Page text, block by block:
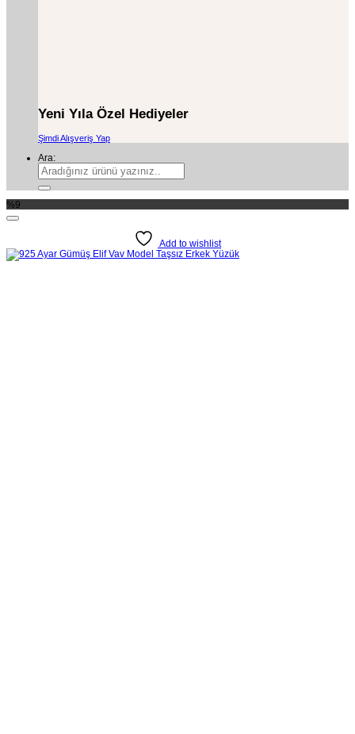
Yeni Yıla Özel Hediyeler
Şimdi Alışveriş Yap
Ara:
%9
Add to wishlist